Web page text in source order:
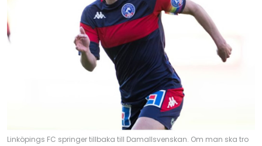
Linköpings FC springer tillbaka till Damallsvenskan. Om man ska tro